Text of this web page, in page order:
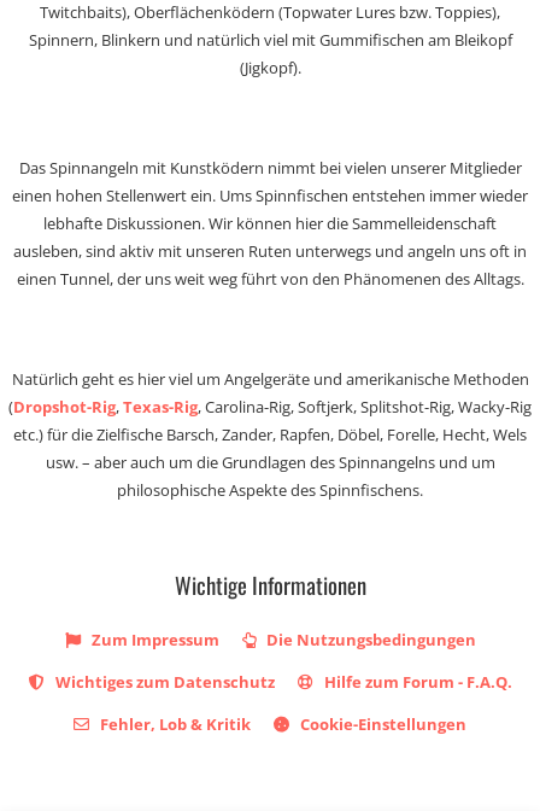
Twitchbaits), Oberflächenködern (Topwater Lures bzw. Toppies),
Spinnern, Blinkern und natürlich viel mit Gummifischen am Bleikopf
(Jigkopf).
Das Spinnangeln mit Kunstködern nimmt bei vielen unserer Mitglieder
einen hohen Stellenwert ein. Ums Spinnfischen entstehen immer wieder
lebhafte Diskussionen. Wir können hier die Sammelleidenschaft
ausleben, sind aktiv mit unseren Ruten unterwegs und angeln uns oft in
einen Tunnel, der uns weit weg führt von den Phänomenen des Alltags.
Natürlich geht es hier viel um Angelgeräte und amerikanische Methoden
(Dropshot-Rig,Texas-Rig, Carolina-Rig, Softjerk, Splitshot-Rig, Wacky-Rig
etc.) für die Zielfische Barsch, Zander, Rapfen, Döbel, Forelle, Hecht, Wels
usw. – aber auch um die Grundlagen des Spinnangelns und um
philosophische Aspekte des Spinnfischens.
Wichtige Informationen
Zum Impressum
Die Nutzungsbedingungen
Wichtiges zum Datenschutz
Hilfe zum Forum - F.A.Q.
Fehler, Lob & Kritik
Cookie-Einstellungen